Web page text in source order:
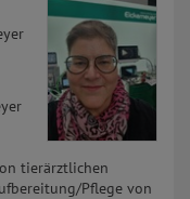
tierärztlichen
Pflege von